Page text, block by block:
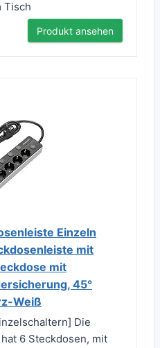
Tisch
Produkt ansehen
Einzeln
mit
mit
45°
Weiß
Die
6 Steckdosen, mit